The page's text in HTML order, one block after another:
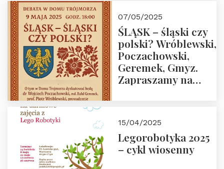
07/05/2025
ŚLĄSK – śląski czy
polski? Wróblewski,
Poczachowski,
Geremek, Gmyz.
Zapraszamy na
Trójmorza.
15/04/2025
Legorobotyka 2025
– cykl wiosenny